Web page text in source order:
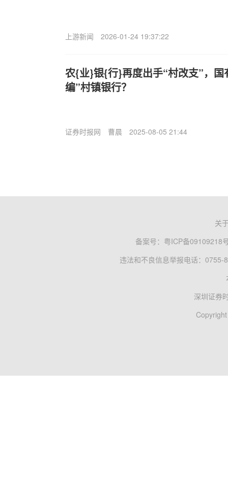
上游新闻 2026-01-24 19:37:22
农{业}银{行}再度出手“村改支”，国
编”村镇银行？
证券时报网 曹晨 2025-08-05 21:44
关
备案号： 粤ICP备09109218
违法和不良信息举报电话：0755-
深圳证券